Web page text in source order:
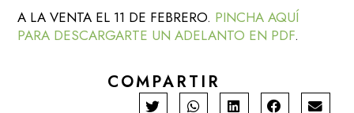
A LA VENTA EL 11 DE FEBRERO. PINCHA AQUÍ
PARA DESCARGARTE UN ADELANTO EN PDF.
COMPARTIR